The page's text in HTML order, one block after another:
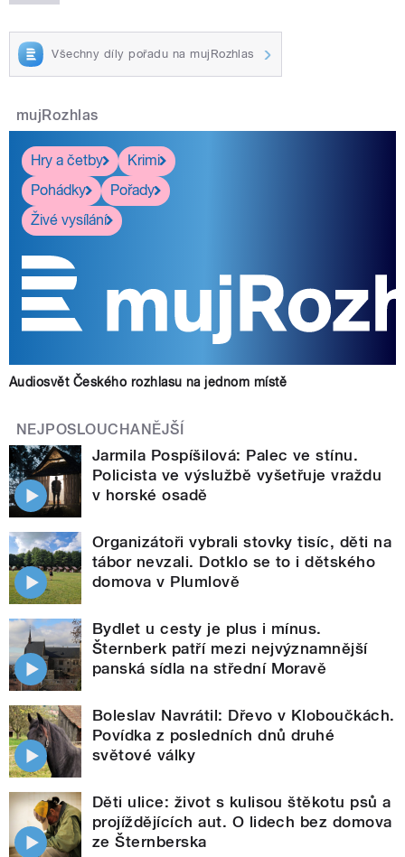
Všechny díly pořadu na mujRozhlas
mujRozhlas
Hry a četby
Krimi
Pohádky
Pořady
Živé vysílání
Audiosvět Českého rozhlasu na jednom místě
NEJPOSLOUCHANĚJŠÍ
Jarmila Pospíšilová: Palec ve stínu.
Policista ve výslužbě vyšetřuje vraždu
v horské osadě
Organizátoři vybrali stovky tisíc, děti na
tábor nevzali. Dotklo se to i dětského
domova v Plumlově
Bydlet u cesty je plus i mínus.
Šternberk patří mezi nejvýznamnější
panská sídla na střední Moravě
Boleslav Navrátil: Dřevo v Kloboučkách.
Povídka z posledních dnů druhé
světové války
Děti ulice: život s kulisou štěkotu psů a
projíždějících aut. O lidech bez domova
ze Šternberska